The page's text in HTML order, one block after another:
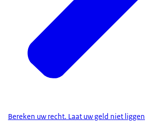
Bereken uw recht. Laat uw geld niet liggen